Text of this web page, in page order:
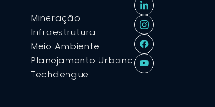
Mineração
Infraestrutura
Meio Ambiente
Planejamento Urbano
Techdengue